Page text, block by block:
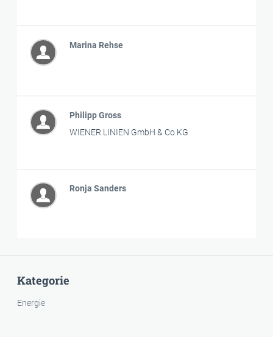
Marina Rehse
Philipp Gross
WIENER LINIEN GmbH & Co KG
Ronja Sanders
Kategorie
Energie